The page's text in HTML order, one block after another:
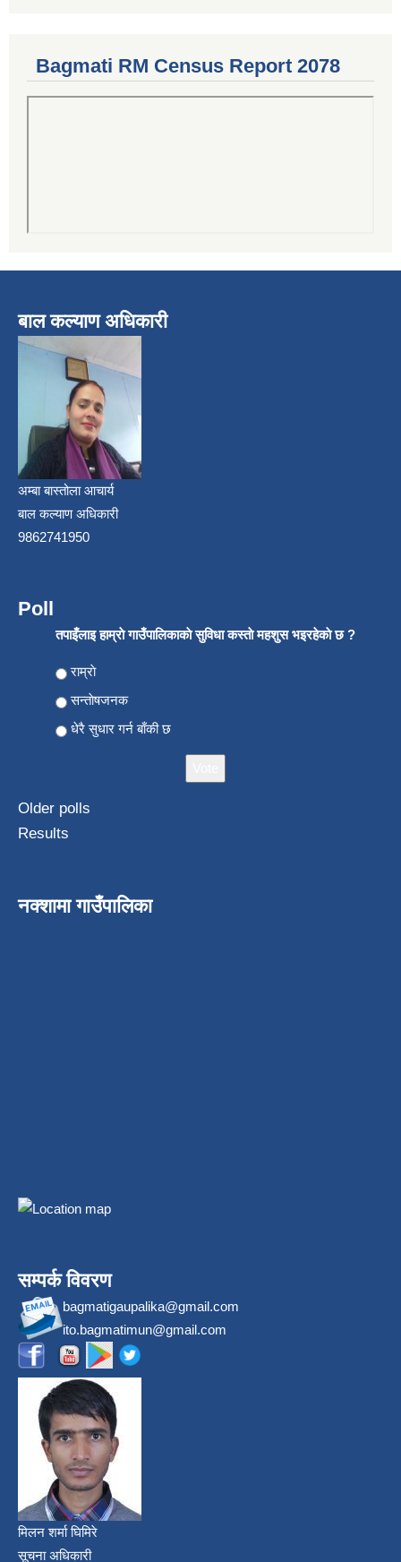
Bagmati RM Census Report 2078
बाल कल्याण अधिकारी
अम्बा बास्तोला आचार्य
बाल कल्याण अधिकारी
9862741950
Poll
तपाइँलाइ हाम्राे गाउँपालिकाकाे सुविधा कस्ताे महशुस भइरहेकाे छ ?
Choices
राम्राे
सन्ताेषजनक
धेरै सुधार गर्न बाँकी छ
Older polls
Results
नक्शामा गाउँपालिका
सम्पर्क विवरण
bagmatigaupalika@gmail.com
ito.bagmatimun@gmail.com
मिलन शर्मा घिमिरे
सूचना अधिकारी